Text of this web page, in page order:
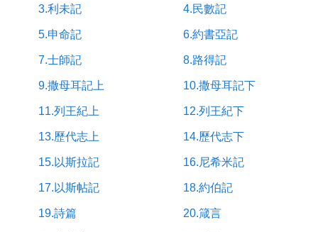
3.利未記 4.民數記
5.申命記 6.約書亞記
7.士師記 8.路得記
9.撒母耳記上 10.撒母耳記下
11.列王紀上 12.列王紀下
13.歷代志上 14.歷代志下
15.以斯拉記 16.尼希米記
17.以斯帖記 18.約伯記
19.詩篇 20.箴言